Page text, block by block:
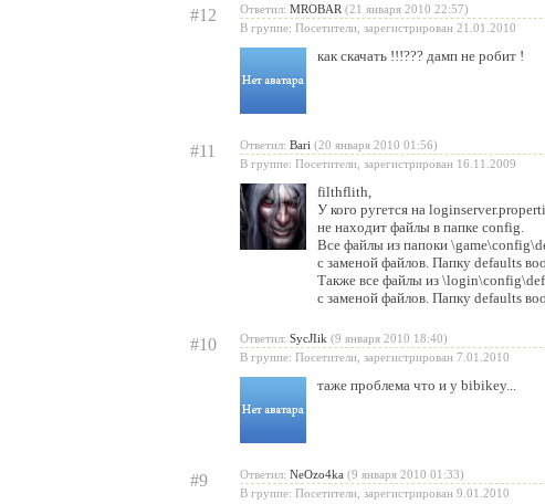
#12 Ответил: MROBAR (21 января 2010 22:57)
В группе: Посетители, зарегистрирован 21.01.2010
как скачать !!!??? дамп не робит !
#11 Ответил: Bari (20 января 2010 01:56)
В группе: Посетители, зарегистрирован 16.11.2009
filthflith,
У кого ругется на
не находит файлы в папке config.
Все файлы из папоки
с заменой файлов. Папку defaults
Также все файлы из
с заменой файлов. Папку defaults
#10 Ответил: SycJIik (9 января 2010 18:40)
В группе: Посетители, зарегистрирован 7.01.2010
таже проблема что и у bibikey...
#9 Ответил: NeOzo4ka (9 января 2010 01:33)
В группе: Посетители, зарегистрирован 9.01.2010